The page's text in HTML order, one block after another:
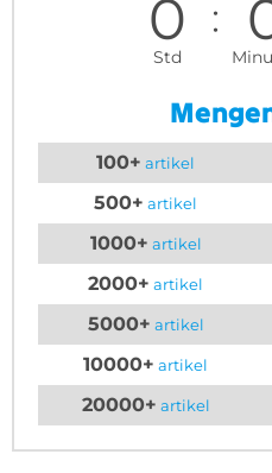
0
Std
100+ artikel
500+ artikel
1000+ artikel
2000+ artikel
5000+ artikel
10000+ artikel
20000+ artikel